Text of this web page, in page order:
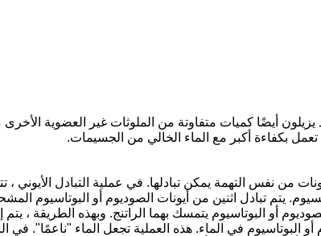
أيضًا كميات متفاوتة من الملوثات غير العضوية الأخرى
تعمل بكفاءة أكبر مع الماء الخالي من الجسيمات.
من نفس التهمة يمكن تبادلها. في عملية التبادل الأيوني ،
يتم تبادل اثنين من أيونات الصوديوم أو البوتاسيوم
أو البوتاسيوم يتمسك بهما الراتنج. وبهذه الطريقة ، يتم
البوتاسيوم في الماء. هذه العملية تجعل الماء "ناعمًا". في